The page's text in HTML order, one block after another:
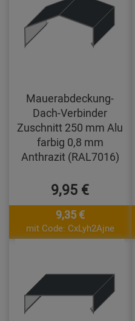
Mauerabdeckung-
Dach-Verbinder
Zuschnitt 250 mm Alu
farbig 0,8 mm
Anthrazit (RAL7016)
9,95 €
9,35 €
mit Code: CxLyh2Ajne